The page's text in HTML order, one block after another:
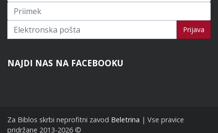
Prijavi se na novice Prijava
NAJDI NAS NA FACEBOOKU
Za Biblos skrbi neprofitni zavod Beletrina | Vse pravice
pridržane 2013-2026 ©